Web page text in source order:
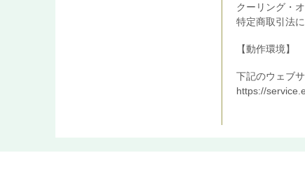
クーリング・
特定商取引法
【動作環境】
下記のウェブ
https://